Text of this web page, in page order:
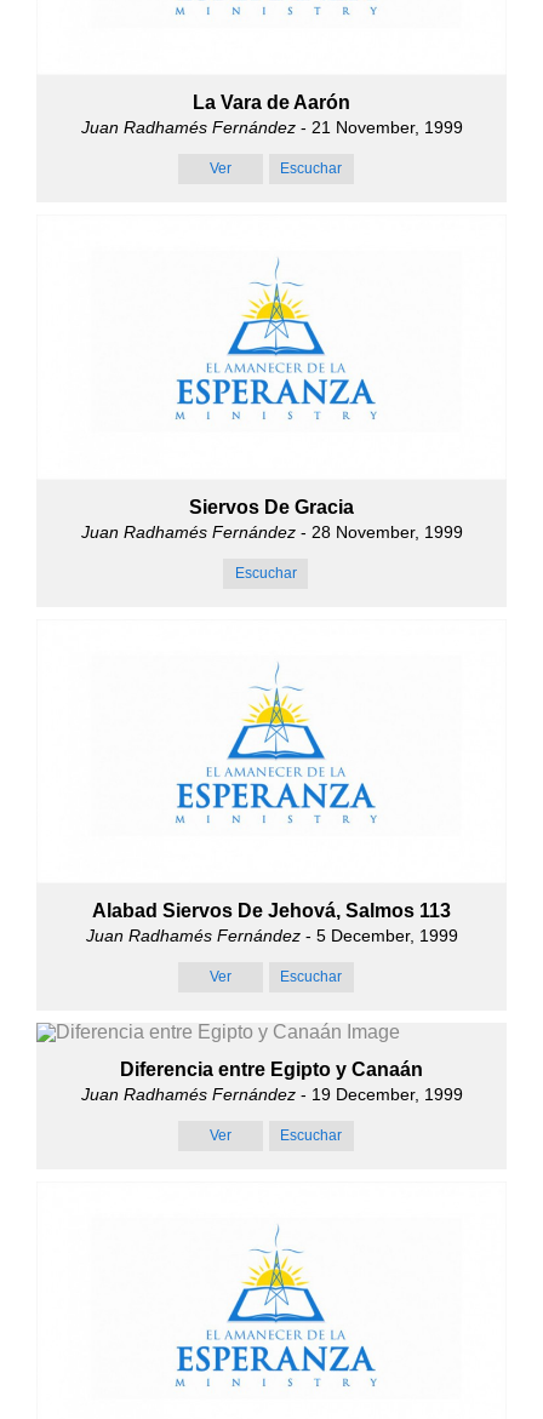
La Vara de Aarón
Juan Radhamés Fernández- 21 November, 1999
Ver Escuchar
Siervos De Gracia
Juan Radhamés Fernández- 28 November, 1999
Escuchar
Alabad Siervos De Jehová, Salmos 113
Juan Radhamés Fernández- 5 December, 1999
Ver Escuchar
Diferencia entre Egipto y Canaán
Juan Radhamés Fernández- 19 December, 1999
Ver Escuchar